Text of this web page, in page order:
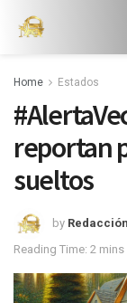
Home Estados
reportan
sueltos
by Redacción
Reading Time: 2 mins